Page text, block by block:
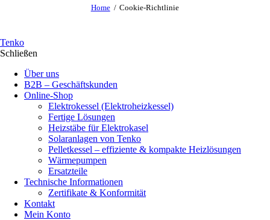
Home Cookie-Richtlinie
Tenko
Schließen
Über uns
B2B – Geschäftskunden
Online-Shop
Elektrokessel (Elektroheizkessel)
Fertige Lösungen
Heizstäbe für Elektrokasel
Solaranlagen von Tenko
Pelletkessel – effiziente & kompakte Heizlösungen
Wärmepumpen
Ersatzteile
Technische Informationen
Zertifikate & Konformität
Kontakt
Mein Konto